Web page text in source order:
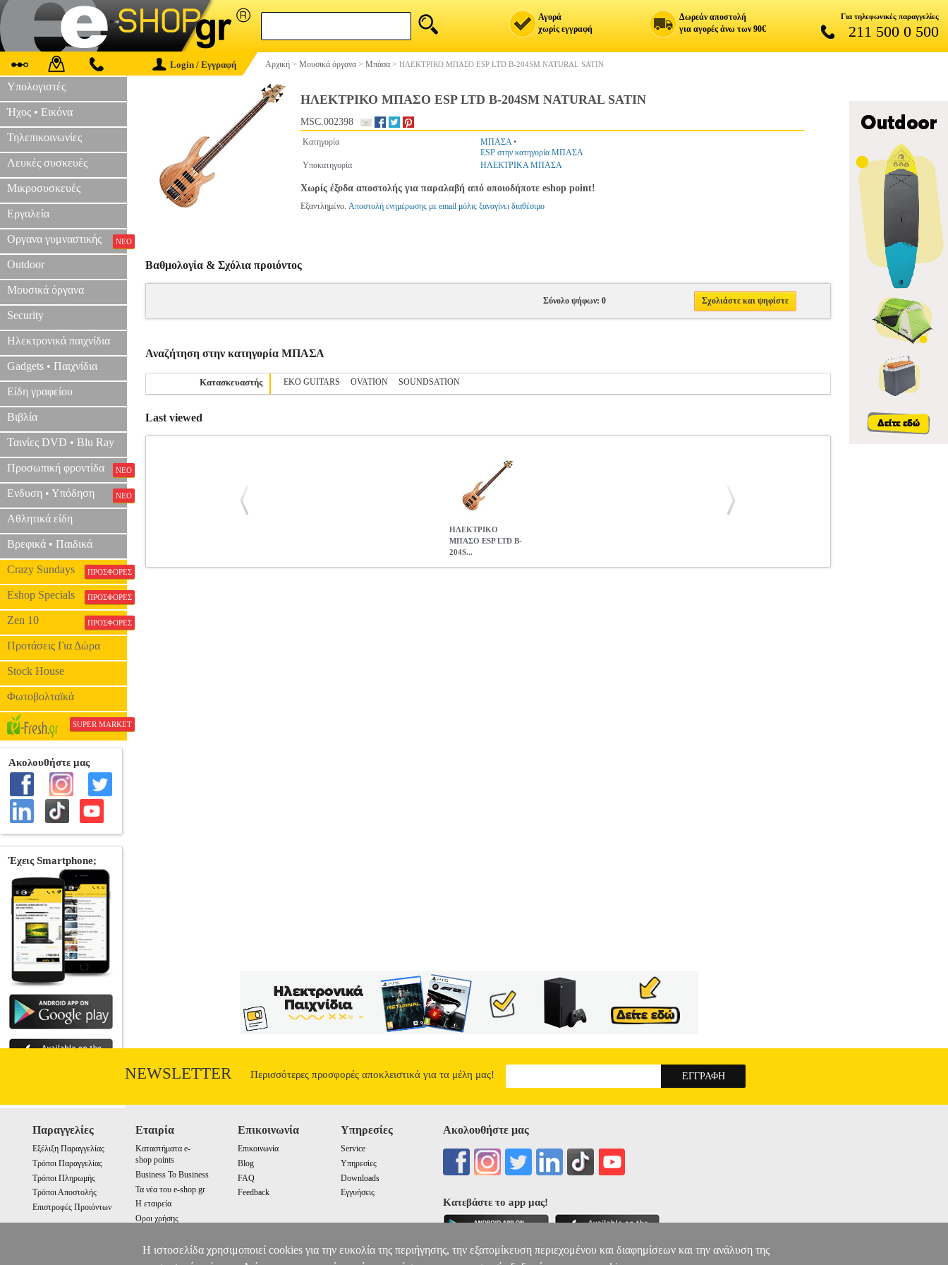
Αγορά
χωρίς εγγραφή
Δωρεάν αποστολή
για αγορές άνω των 90€
Για τηλεφωνικές παραγγελίες
211 500 0 500
Login / Εγγραφή Αρχική > Μουσικά όργανα > Μπάσα > ΗΛΕΚΤΡΙΚΟ ΜΠΑΣΟ ESP LTD B-204SM NATURAL SATIN
Υπολογιστές
Ήχος • Εικόνα
Τηλεπικοινωνίες
Λευκές συσκευές
Μικροσυσκευές
Εργαλεία
Οργανα γυμναστικής ΝΕΟ
Outdoor
Μουσικά όργανα
Security
Ηλεκτρονικά παιχνίδια
Gadgets • Παιχνίδια
Είδη γραφείου
Βιβλία
Ταινίες DVD • Blu Ray
Προσωπική φροντίδα ΝΕΟ
Ενδυση • Υπόδηση ΝΕΟ
Αθλητικά είδη
Βρεφικά • Παιδικά
Crazy Sundays ΠΡΟΣΦΟΡΕΣ
Eshop Specials ΠΡΟΣΦΟΡΕΣ
Zen 10 ΠΡΟΣΦΟΡΕΣ
Προτάσεις Για Δώρα
Stock House
Φωτοβολταϊκά
SUPER MARKET
ΗΛΕΚΤΡΙΚΟ ΜΠΑΣΟ ESP LTD B-204SM NATURAL SATIN
MSC.002398
Κατηγορία ΜΠΑΣΑ•
ESP στην κατηγορία ΜΠΑΣΑ
Υποκατηγορία
ΗΛΕΚΤΡΙΚΑ ΜΠΑΣΑ
Χωρίς έξοδα αποστολής για παραλαβή από οποιοδήποτε eshop point!
Εξαντλημένο. Αποστολή ενημέρωσης με email μόλις ξαναγίνει διαθέσιμο
Βαθμολογία & Σχόλια προιόντος
Σύνολο ψήφων: 0 Σχολιάστε και ψηφίστε
Αναζήτηση στην κατηγορία ΜΠΑΣΑ
Κατασκευαστής EKO GUITARS OVATION SOUNDSATION
Last viewed
ΗΛΕΚΤΡΙΚΟ
ΜΠΑΣΟ ESP LTD B-
204S...
ΗΛΕΚΤΡΙΚΟ ΜΠΑΣΟ ESP LTD B-204SM NATURAL SATIN
NEWSLETTER Περισσότερες προσφορές αποκλειστικά για τα μέλη μας!
Παραγγελίες
Εξέλιξη Παραγγελίας
Τρόποι Παραγγελίας
Τρόποι Πληρωμής
Τρόποι Αποστολής
Επιστροφές Προιόντων
Εταιρία
Καταστήματα e-
shop points
Business To Business
Τα νέα του e-shop.gr
Η εταιρεία
Οροι χρήσης
Επικοινωνία
Επικοινωνία
Blog
FAQ
Feedback
Υπηρεσίες
Service
Υπηρεσίες
Downloads
Εγγυήσεις
Ακολουθήστε μας
Κατεβάστε το app μας!
Η ιστοσελίδα χρησιμοποιεί cookies για την ευκολία της περιήγησης, την εξατομίκευση περιεχομένου και διαφημίσεων και την ανάλυση της